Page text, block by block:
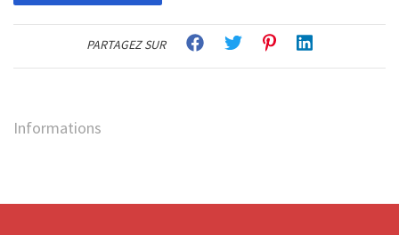
PARTAGEZ SUR
Informations